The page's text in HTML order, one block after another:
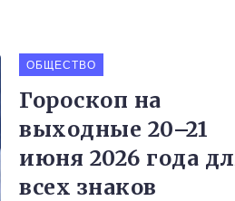
ОБЩЕСТВО
Гороскоп на
выходные 20–21
июня 2026 года
всех знаков